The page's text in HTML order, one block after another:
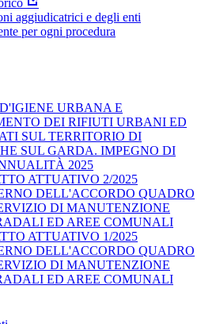
aggiudicatrici e degli enti
per ogni procedura
URBANA E
DEI RIFIUTI URBANI ED
SUL TERRITORIO DI
SUL GARDA. IMPEGNO DI
2025
ATTUATIVO 2/2025
DELL'ACCORDO QUADRO
DI MANUTENZIONE
ED AREE COMUNALI
ATTUATIVO 1/2025
DELL'ACCORDO QUADRO
DI MANUTENZIONE
ED AREE COMUNALI